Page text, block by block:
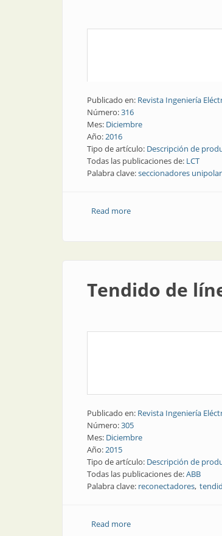
Publicado en: Revista Ingeniería
Número:316
Mes: Diciembre
Año:2016
Tipo de artículo: Descripción de
Todas las publicaciones de: LCT
Palabra clave:seccionadores
Read moreabout Tendido de líneas
Tendido de
Publicado en: Revista Ingeniería
Número:305
Mes: Diciembre
Año:2015
Tipo de artículo: Descripción de
Todas las publicaciones de:ABB
Palabra clave: reconectadores
Read moreabout Tendido de líneas |